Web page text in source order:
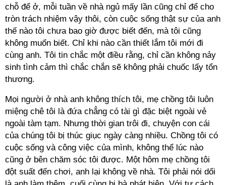
chỗ để ở, mỗi tuần về nhà ngủ mấy lần cũng chỉ để cho
tròn trách nhiệm vậy thôi, còn cuộc sống thật sự của anh
thế nào tôi chưa bao giờ được biết đến, mà tôi cũng
không muốn biết. Chỉ khi nào cần thiết lắm tôi mới đi
cùng anh. Tôi tin chắc một điều rằng, chỉ cần không nảy
sinh tình cảm thì chắc chắn sẽ không phải chuốc lấy tổn
thương.
Mọi người ở nhà anh không thích tôi, mẹ chồng tôi luôn
miệng chê tôi là đứa chẳng có tài gì đặc biệt ngoài vẻ
ngoài tàm tạm. Nhưng thời gian trôi đi, chuyện con cái
của chúng tôi bị thúc giục ngày càng nhiều. Chồng tôi có
cuộc sống và công việc của mình, không thể lúc nào
cũng ở bên chăm sóc tôi được. Một hôm mẹ chồng tôi
đột suất đến chơi, anh lại không về nhà. Tôi phải nói dối